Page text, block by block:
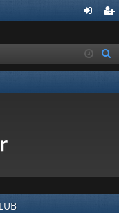
ne
xi
on
cri
pti
on